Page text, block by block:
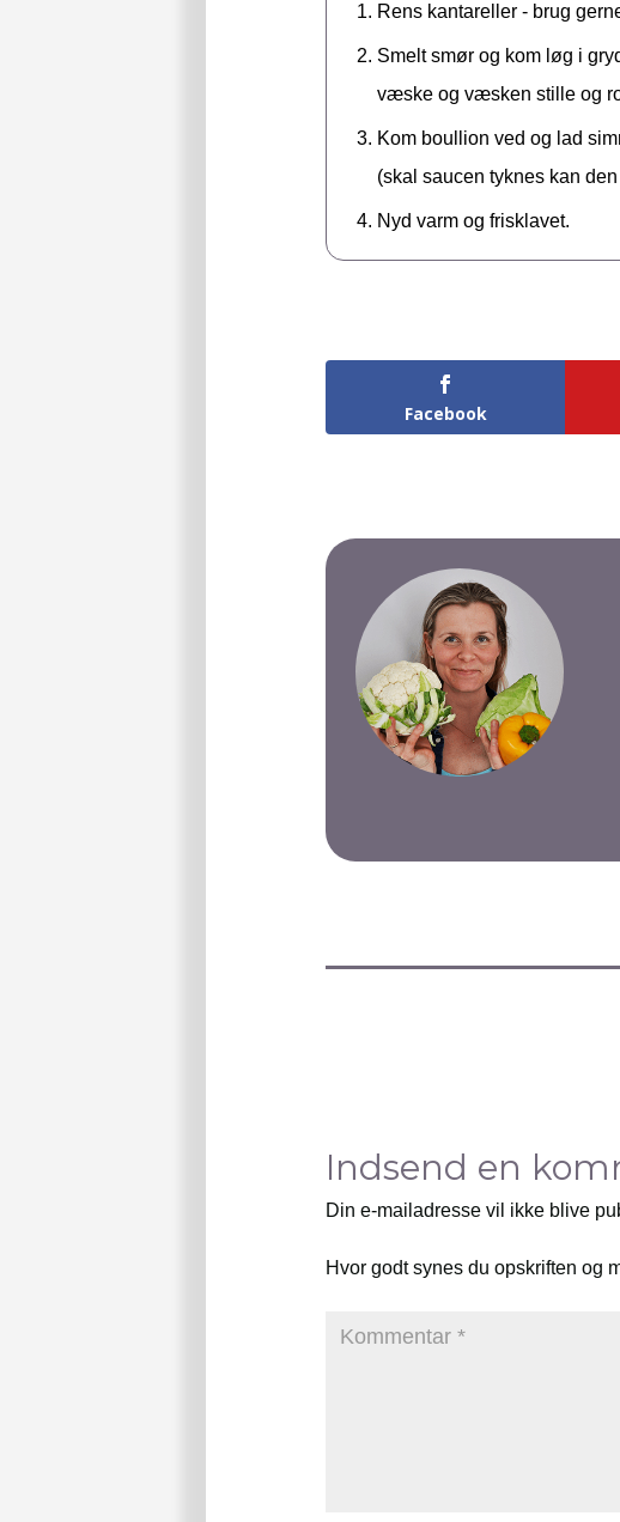
Rens kantareller - brug
Smelt smør og kom løg i
væske og væsken stille og
Kom boullion ved og lad
(skal saucen tyknes kan
Nyd varm og frisklavet.
Facebook
Indsend en
Din e-mailadresse vil ikke blive
Hvor godt synes du opskriften og